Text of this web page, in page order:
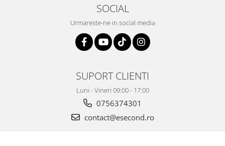
Castroane si adapatori animale
Igiena animale de companie
Mobila si transport animale de
Desktop PC & Monitoare
Periferice PC
SOCIAL
Urmareste-ne in social media
SUPORT CLIENTI
Luni - Vineri 09:00 - 17:00
0756374301
contact@esecond.ro